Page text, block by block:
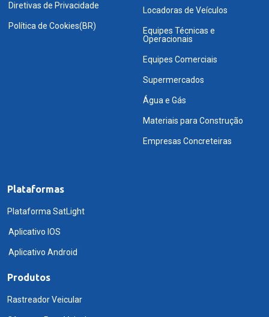
Diretivas de Privacidade
Política de Cookies(BR)
Locadoras de Veículos
Equipes Técnicas e
Operacionais
Equipes Comerciais
Supermercados
Água e Gás
Materiais para Construção
Empresas Concreteiras
Plataformas
Plataforma SatLight
Aplicativo IOS
Aplicativo Android
Produtos
Rastreador Veicular